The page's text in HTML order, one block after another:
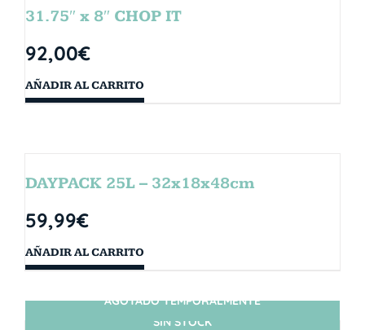
31.75″ x 8″ CHOP IT
92,00€
AÑADIR AL CARRITO
DAYPACK 25L – 32x18x48cm
59,99€
AÑADIR AL CARRITO
SIN STOCK
AGOTADO TEMPORALMENTE